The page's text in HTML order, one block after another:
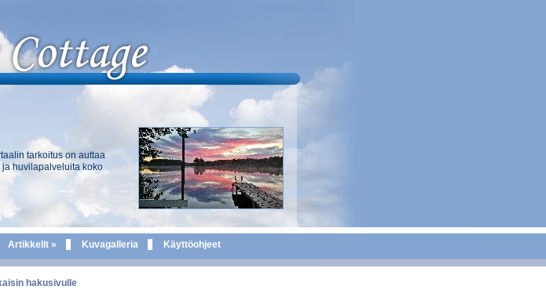
tarkoitus on auttaa
huvilapalveluita koko
Artikkelit » Kuvagalleria Käyttöohjeet
hakusivulle